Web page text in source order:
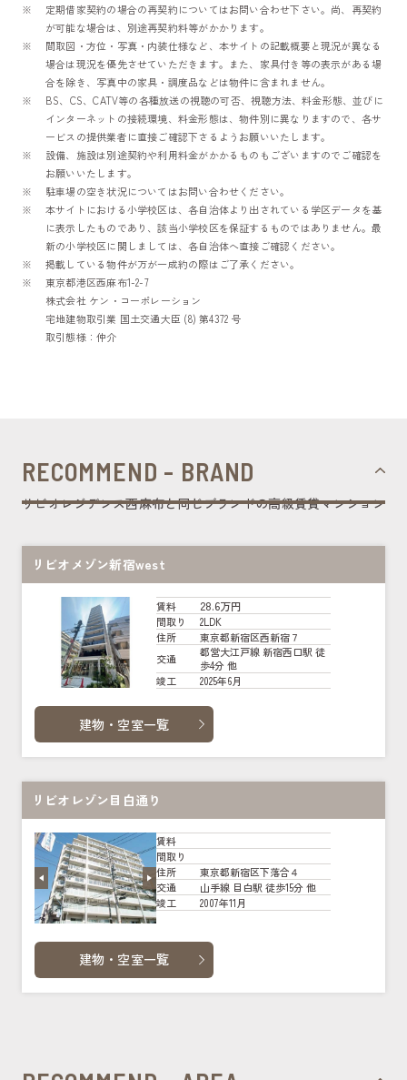
定期借家契約の場合の再契約についてはお問い合わせ下さい。尚、再契約
が可能な場合は、別途再契約料等がかかります。
間取図・方位・写真・内装仕様など、本サイトの記載概要と現況が異なる
場合は現況を優先させていただきます。また、家具付き等の表示がある場
合を除き、写真中の家具・調度品などは物件に含まれません。
BS、CS、CATV等の各種放送の視聴の可否、視聴方法、料金形態、並びに
インターネットの接続環境、料金形態は、物件別に異なりますので、各サ
ービスの提供業者に直接ご確認下さるようお願いいたします。
設備、施設は別途契約や利用料金がかかるものもございますのでご確認を
お願いいたします。
駐車場の空き状況についてはお問い合わせください。
本サイトにおける小学校区は、各自治体より出されている学区データを基
に表示したものであり、該当小学校区を保証するものではありません。最
新の小学校区に関しましては、各自治体へ直接ご確認ください。
掲載している物件が万が一成約の際はご了承ください。
東京都港区西麻布1-2-7
株式会社 ケン・コーポレーション
宅地建物取引業 国土交通大臣 (8) 第4372 号
取引態様：仲介
RECOMMEND - BRAND
リビオレジデンス西麻布と同じブランドの高級賃貸マンション
リビオメゾン新宿west
賃料 28.6万円
間取り
2LDK
住所
東京都新宿区西新宿７
交通
都営大江戸線 新宿西口駅 徒
歩4分 他
竣工
2025年6月
建物・空室一覧
リビオレゾン目白通り
賃料
間取り
住所
東京都新宿区下落合４
交通
山手線 目白駅 徒歩15分 他
竣工
2007年11月
建物・空室一覧